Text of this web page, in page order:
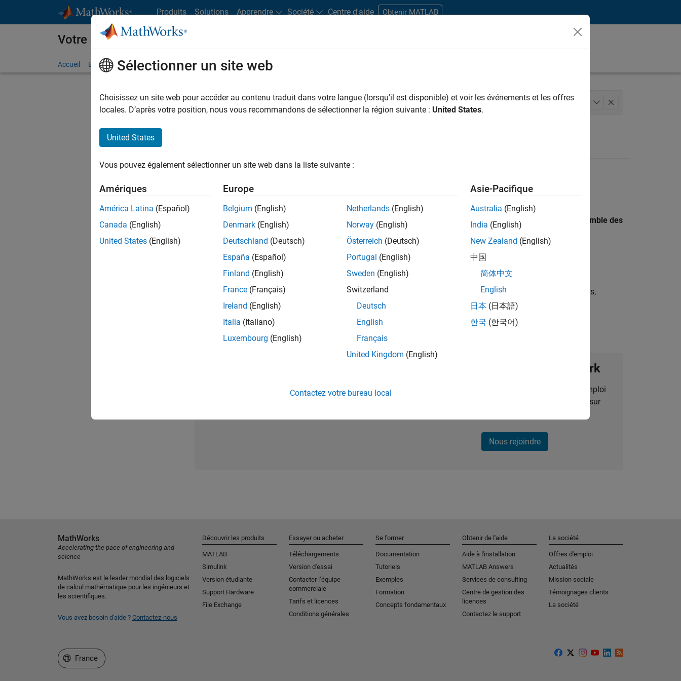
Produits Solutions Apprendre Société Centre d'aide Obtenir MATLAB
Votre carrière chez MathWorks
Accueil Explorer nos opportunités Adresses de nos bureaux Étudiants et carrières
FILTRER PAR Programme destiné aux nouvelles carrières (EDG) Technologies de l’information Ingénierie de la qualité 3
Les descriptions de poste n’ont pas toutes été traduites. Effectuez une recherche par lieu pour trouver l’ensemble des
opportunités de votre région.
Senior Software Quality Engineer
Senior Software Quality Engineer
FR-Meudon| Ingénierie de la qualité | Expérimenté(e)
Leverage your C/C++ development skills to design and develop test strategies, scalable test frameworks,
automated test suites, Hands-on testing for Polyspace.
Rejoignez notre Talent Network
Recevez des alertes pour des opportunités d'emploi
personnalisées, des articles et des actualités sur
Nous rejoindre
Sélectionner un site web
Choisissez un site web pour accéder au contenu traduit dans votre langue (lorsqu'il est disponible) et voir les événements et les offres
locales. D’après votre position, nous vous recommandons de sélectionner la région suivante : United States.
United States
Vous pouvez également sélectionner un site web dans la liste suivante :
Amériques
América Latina (Español)
Canada (English)
United States (English)
Europe
Belgium (English)
Denmark (English)
Deutschland (Deutsch)
España (Español)
Finland (English)
France (Français)
Ireland (English)
Italia (Italiano)
Luxembourg (English)
Netherlands (English)
Norway (English)
Österreich (Deutsch)
Portugal (English)
Sweden (English)
Switzerland
Deutsch
English
Français
United Kingdom (English)
Asie-Pacifique
Australia (English)
India (English)
New Zealand (English)
中国
简体中文
English
日本 (日本語)
한국 (한국어)
Contactez votre bureau local
MathWorks
Accelerating the pace of engineering and
science
MathWorks est le leader mondial des logiciels
de calcul mathématique pour les ingénieurs et
les scientifiques.
Vous avez besoin d'aide ? Contactez-nous
Découvrir les produits
MATLAB
Simulink
Version étudiante
Support Hardware
File Exchange
Essayer ou acheter
Téléchargements
Version d'essai
Contacter l’équipe
commerciale
Tarifs et licences
Conditions générales
Se former
Documentation
Tutoriels
Exemples
Formation
Concepts fondamentaux
Obtenir de l'aide
Aide à l'installation
MATLAB Answers
Services de consulting
Centre de gestion des
licences
Contactez le support
La société
Offres d'emploi
Actualités
Mission sociale
Témoignages clients
La société
Sélectionner un site web
France